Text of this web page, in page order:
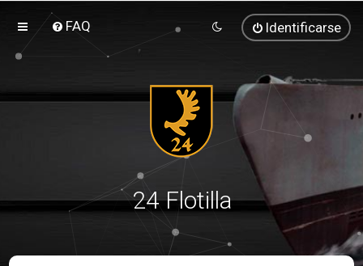
FAQ Identificarse
24 Flotilla